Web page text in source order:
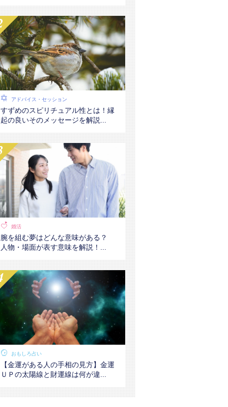
アドバイス・セッション
すずめのスピリチュアル性とは！縁
起の良いそのメッセージを解説...
婚活
腕を組む夢はどんな意味がある？
人物・場面が表す意味を解説！...
おもしろ占い
【金運がある人の手相の見方】金運
ＵＰの太陽線と財運線は何が違...